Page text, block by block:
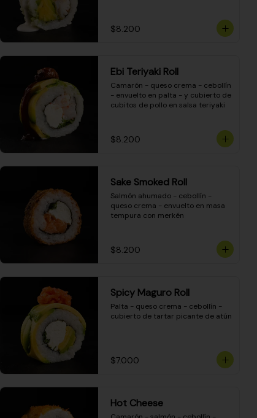
$8.200
Ebi Teriyaki Roll
Camarón - queso crema - cebollín
- envuelto en palta - y cubierto de
cubitos de pollo en salsa teriyaki
$8.200
Sake Smoked Roll
Salmón ahumado - cebollín -
queso crema - envuelto en masa
tempura con merkén
$8.200
Spicy Maguro Roll
Palta - queso crema - cebollín -
cubierto de tartar picante de atún
$7.000
Hot Cheese